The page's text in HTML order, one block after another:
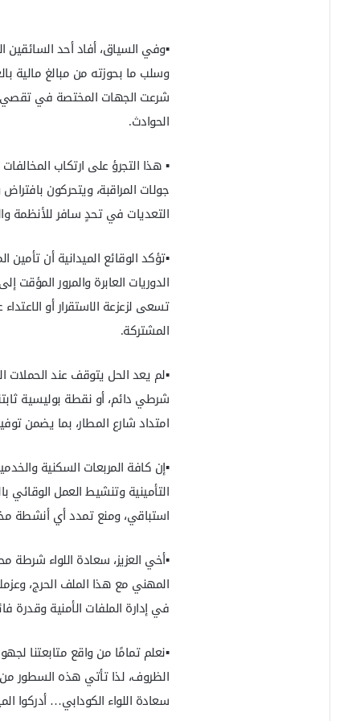
​▪️وفي السياق، أفاد أحد
وسلب ما بحوزته من مبالغ مالية
شرعت الجهات المختصة في تقصي
الحوادث.
​▪️ هذا التجرؤ على ارتكاب
جولات المراقبة، ويتحركون
التعديات في تحدٍ سافر للأنظمة
​▪️تؤكد الوقائع الميدانية أن
الدوريات العابرة والمرور
تسعى لزعزعة الاستقرار أو
المشتركة.
​▪️لم يعد الحل يتوقف عند الحملات
شرطي دائم، أو نقطة بوليسية
امتداد شارع المطار، بما يضمن
​▪️إن كافة المربعات السكنية
التأمينية وتنشيط العمل الوقائي
استباقي، ومنع تمدد أي أنشطة
​▪️أخي العزيز، سعادة اللواء شرطة
المهني مع هذا الملف الحرج،
في إدارة الملفات الأمنية وقدرة
​▪️نعلم تمامًا من واقع متابعتنا
الظروف، لذا تأتي هذه السطور من
سعادة اللواء الكودابي… أدركوا